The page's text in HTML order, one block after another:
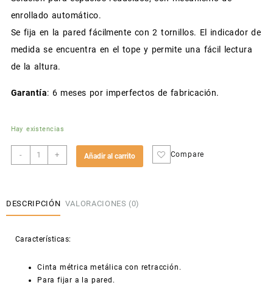
enrollado automático.
Se fija en la pared fácilmente con 2 tornillos. El indicador de
medida se encuentra en el tope y permite una fácil lectura
de la altura.
Garantía: 6 meses por imperfectos de fabricación.
Hay existencias
-
Estadiómetro
o
metálica
con
Tallimetro
cantidad
+ Añadir al carrito Compare
DESCRIPCIÓN VALORACIONES (0)
Características:
Cinta métrica metálica con retracción.
Para fijar a la pared.